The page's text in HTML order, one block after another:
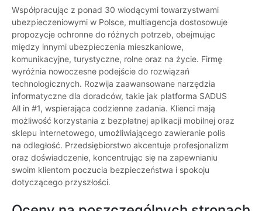
Współpracując z ponad 30 wiodącymi towarzystwami
ubezpieczeniowymi w Polsce, multiagencja dostosowuje
propozycje ochronne do różnych potrzeb, obejmując
między innymi ubezpieczenia mieszkaniowe,
komunikacyjne, turystyczne, rolne oraz na życie. Firmę
wyróżnia nowoczesne podejście do rozwiązań
technologicznych. Rozwija zaawansowane narzędzia
informatyczne dla doradców, takie jak platforma SADUS
All in #1, wspierająca codzienne zadania. Klienci mają
możliwość korzystania z bezpłatnej aplikacji mobilnej oraz
sklepu internetowego, umożliwiającego zawieranie polis
na odległość. Przedsiębiorstwo akcentuje profesjonalizm
oraz doświadczenie, koncentrując się na zapewnianiu
swoim klientom poczucia bezpieczeństwa i spokoju
dotyczącego przyszłości.